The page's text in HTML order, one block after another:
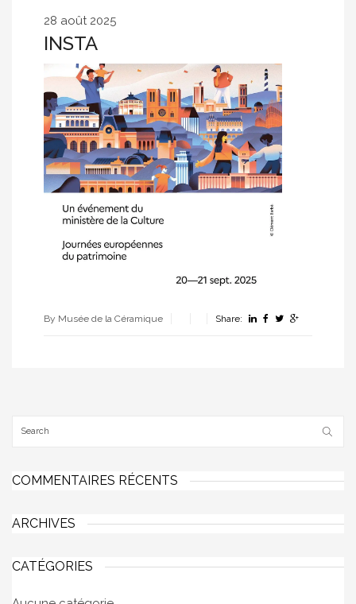
28 août 2025
INSTA
By Musée de la Céramique Share:
COMMENTAIRES RÉCENTS
ARCHIVES
CATÉGORIES